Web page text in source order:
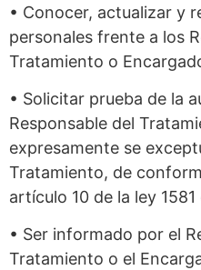
• Conocer, actualizar y
personales frente a los
Tratamiento o
• Solicitar prueba de la
Responsable del
expresamente se
Tratamiento, de
artículo 10 de la ley 1581
• Ser informado por el
Tratamiento o el